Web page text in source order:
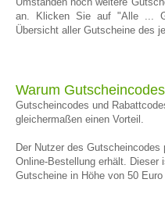
an. Klicken Sie auf "Alle ...
Übersicht aller Gutscheine des
Warum
Gutscheincodes und
gleichermaßen einen Vorteil.
Der Nutzer des
Online-Bestellung erhält. Dieser
Gutscheine in Höhe von 50